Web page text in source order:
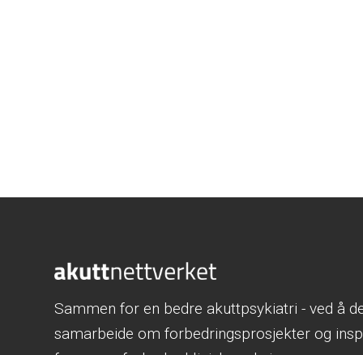
Sammen for en bedre akuttpsykiatri - ved å
samarbeide om forbedringsprosjekter og